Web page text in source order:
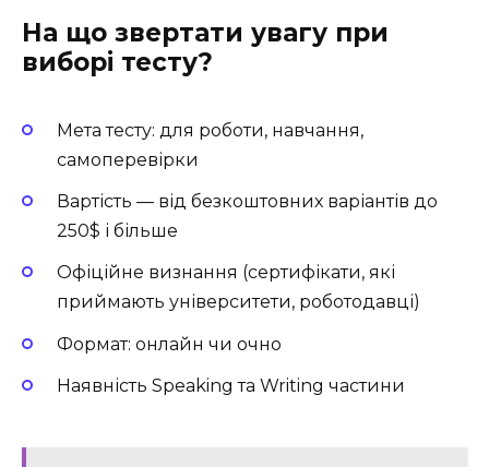
На що звертати увагу при
виборі тесту?
Мета тесту: для роботи, навчання,
самоперевірки
Вартість — від безкоштовних варіантів до
250$ і більше
Офіційне визнання (сертифікати, які
приймають університети, роботодавці)
Формат: онлайн чи очно
Наявність Speaking та Writing частини